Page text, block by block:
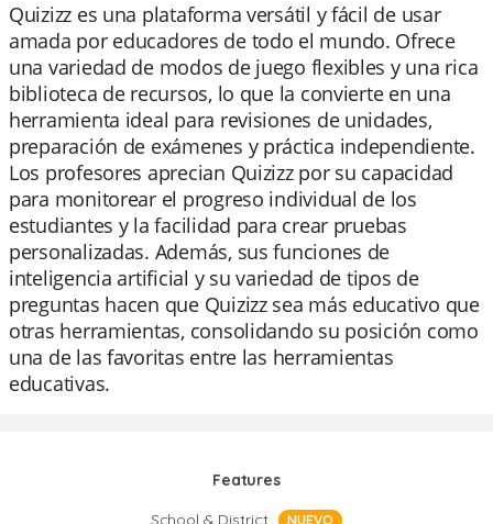
Quizizz es una plataforma versátil y fácil de usar
amada por educadores de todo el mundo. Ofrece
una variedad de modos de juego flexibles y una rica
biblioteca de recursos, lo que la convierte en una
herramienta ideal para revisiones de unidades,
preparación de exámenes y práctica independiente.
Los profesores aprecian Quizizz por su capacidad
para monitorear el progreso individual de los
estudiantes y la facilidad para crear pruebas
personalizadas. Además, sus funciones de
inteligencia artificial y su variedad de tipos de
preguntas hacen que Quizizz sea más educativo que
otras herramientas, consolidando su posición como
una de las favoritas entre las herramientas
educativas.
Features
School & District
NUEVO